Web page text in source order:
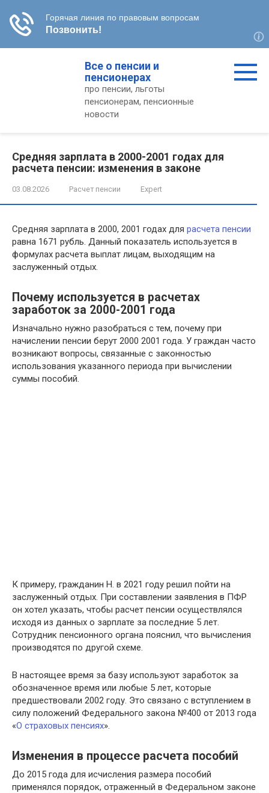
Все о пенсии и
пенсионерах
про пенсии, льготы
пенсионерам, пенсионные
новости
Средняя зарплата в 2000-2001 годах для
расчета пенсии: изменения в законе
03.08.2026 Расчет пенсии Expert
Средняя зарплата в 2000, 2001 годах для расчета пенсии
равна 1671 рубль. Данный показатель используется в
формулах расчета выплат лицам, выходящим на
заслуженный отдых.
Почему используется в расчетах
заработок за 2000-2001 года
Изначально нужно разобраться с тем, почему при
начислении пенсии берут 2000 2001 года. У граждан часто
возникают вопросы, связанные с законностью
использования указанного периода при вычислении
суммы пособий.
К примеру, гражданин Н. в 2021 году решил пойти на
заслуженный отдых. При составлении заявления в ПФР
он хотел указать, чтобы расчет пенсии осуществлялся
исходя из данных о зарплате за последние 5 лет.
Сотрудник пенсионного органа пояснил, что вычисления
производятся по другой схеме.
В настоящее время за базу используют заработок за
обозначенное время или любые 5 лет, которые
предшествовали 2002 году. Это связано с вступлением в
силу положений Федерального закона №400 от 2013 года
«О страховых пенсиях».
Изменения в процессе расчета пособий
До 2015 года для исчисления размера пособий
применялся порядок, отраженный в Федеральном законе